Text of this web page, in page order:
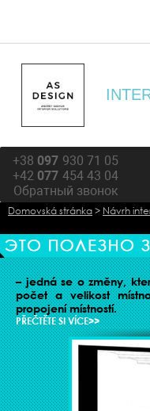
+38 097 930 71 05
+42 077 454 43 04
Обратный звонок
Domovská stránka > Návrh
– jedná se o změny,
počet a velikost
propojení místností.
PŘEČTĚTE SI VÍCE>>